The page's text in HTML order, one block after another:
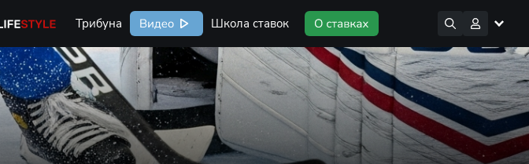
Life Style Трибуна Видео Школа ставок